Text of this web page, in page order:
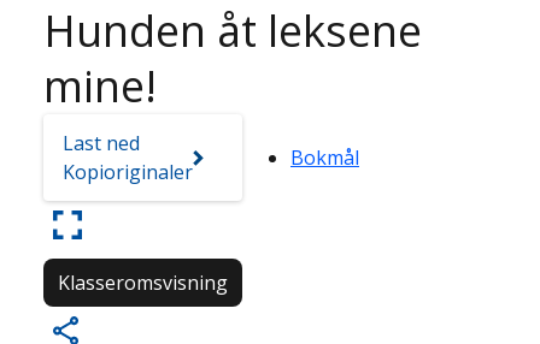
Hunden åt leksene
mine!
Last ned
Kopioriginaler
Bokmål
Klasseromsvisning